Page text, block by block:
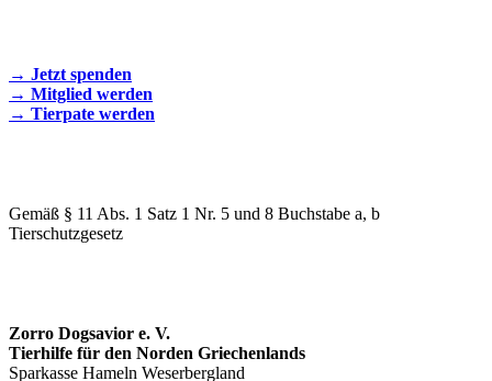
→ Jetzt spenden
→ Mitglied werden
→ Tierpate werden
Gemäß § 11 Abs. 1 Satz 1 Nr. 5 und 8 Buchstabe a, b
Tierschutzgesetz
Zorro Dogsavior e. V.
Tierhilfe für den Norden Griechenlands
Sparkasse Hameln Weserbergland